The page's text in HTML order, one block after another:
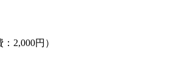
2,000円）